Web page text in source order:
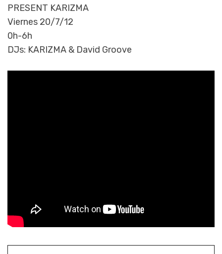
PRESENT KARIZMA
Viernes 20/7/12
0h-6h
DJs: KARIZMA & David Groove